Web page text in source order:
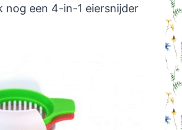
nog een 4-in-1 eiersnijder